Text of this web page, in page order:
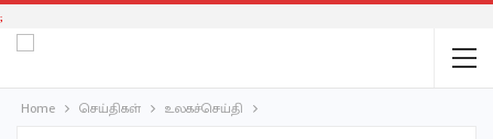
;
Home செய்திகள் உலகச்செய்தி